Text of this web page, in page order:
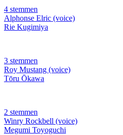
4 stemmen
Alphonse Elric (voice)
Rie Kugimiya
3 stemmen
Roy Mustang (voice)
Tōru Ōkawa
2 stemmen
Winry Rockbell (voice)
Megumi Toyoguchi